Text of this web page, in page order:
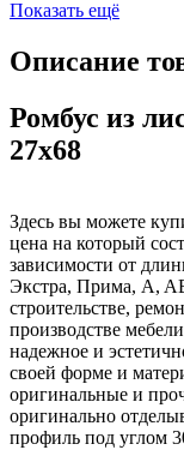
Показать ещё
Описание
Ромбус из
27x68
Здесь вы можете
цена на который
зависимости от
Экстра, Прима, A,
строительстве,
производстве
надежное и
своей форме и
оригинальные и
оригинально
профиль под углом